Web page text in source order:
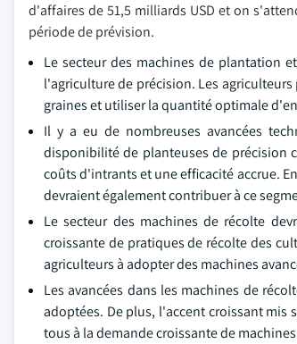
d'affaires de 51,5 milliards USD et on
période de prévision.
Le secteur des machines de plantation
l'agriculture de précision. Les
graines et utiliser la quantité optimale
Il y a eu de nombreuses avancées
disponibilité de planteuses de précision
coûts d'intrants et une efficacité accrue.
devraient également contribuer à ce
Le secteur des machines de récolte
croissante de pratiques de récolte des
agriculteurs à adopter des machines
Les avancées dans les machines de
adoptées. De plus, l'accent croissant
tous à la demande croissante de